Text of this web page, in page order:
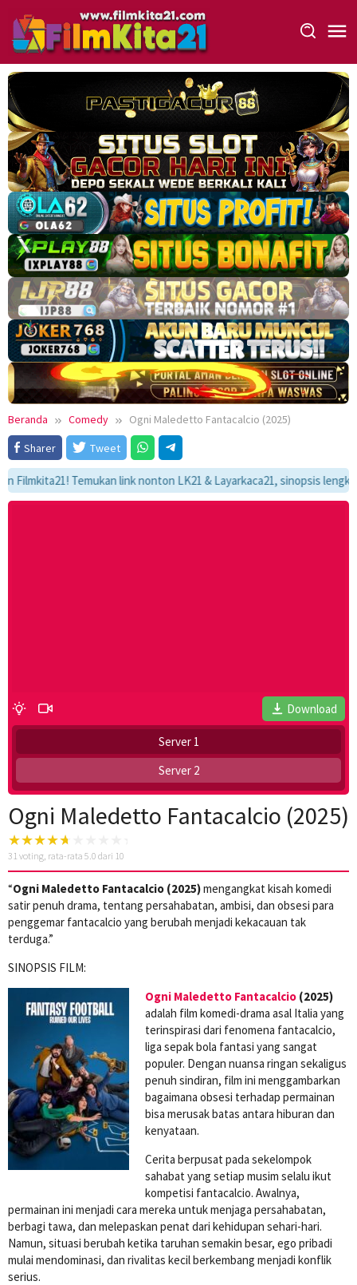
konten
Beranda Comedy
Ogni Maledetto Fantacalcio (2025)
Sharer
Tweet
Temukan link nonton LK21 & Layarkaca21, sinopsis
Download
Server 1
Server 2
Ogni Maledetto Fantacalcio (2025)
31 voting, rata-rata 5.0 dari 10
“Ogni Maledetto Fantacalcio (2025)mengangkat kisah komedi
satir penuh drama, tentang persahabatan, ambisi, dan obsesi para
penggemar fantacalcio yang berubah menjadi kekacauan tak
terduga.”
SINOPSIS FILM:
Ogni Maledetto Fantacalcio (2025)
adalah film komedi-drama asal Italia yang
terinspirasi dari fenomena fantacalcio,
liga sepak bola fantasi yang sangat
populer. Dengan nuansa ringan sekaligus
penuh sindiran, film ini menggambarkan
bagaimana obsesi terhadap permainan
bisa merusak batas antara hiburan dan
kenyataan.
Cerita berpusat pada sekelompok
sahabat yang setiap musim selalu ikut
kompetisi fantacalcio. Awalnya,
permainan ini menjadi cara mereka untuk menjaga persahabatan,
berbagi tawa, dan melepaskan penat dari kehidupan sehari-hari.
Namun, situasi berubah ketika taruhan semakin besar, ego pribadi
mulai mendominasi, dan rivalitas kecil berkembang menjadi konflik
serius.